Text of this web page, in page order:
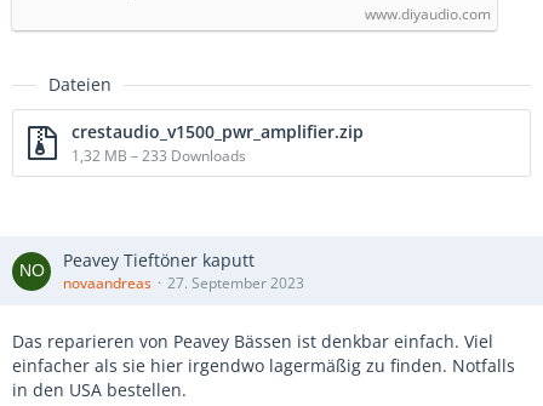
www.diyaudio.com
Dateien
crestaudio_v1500_pwr_amplifier.zip
1,32 MB – 233 Downloads
Peavey Tieftöner kaputt
novaandreas 27. September 2023
Das reparieren von Peavey Bässen ist denkbar einfach. Viel
einfacher als sie hier irgendwo lagermäßig zu finden. Notfalls
in den USA bestellen.